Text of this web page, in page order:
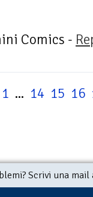
Comics -
1 ... 14 15 16
Scrivi una